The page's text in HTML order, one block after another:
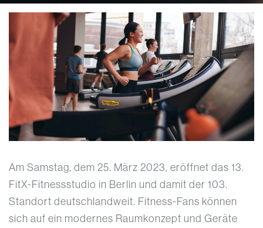
Am Samstag, dem 25. März 2023, eröffnet das 13.
FitX-Fitnessstudio in Berlin und damit der 103.
Standort deutschlandweit. Fitness-Fans können
sich auf ein modernes Raumkonzept und Geräte